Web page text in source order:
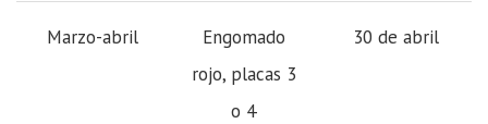
Marzo-abril
Engomado
rojo, placas 3
o 4
30 de abril